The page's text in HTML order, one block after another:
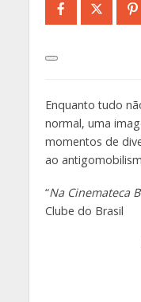
Enquanto tudo
normal, uma
momentos de
ao
“Na Cinemateca
Clube do Brasil